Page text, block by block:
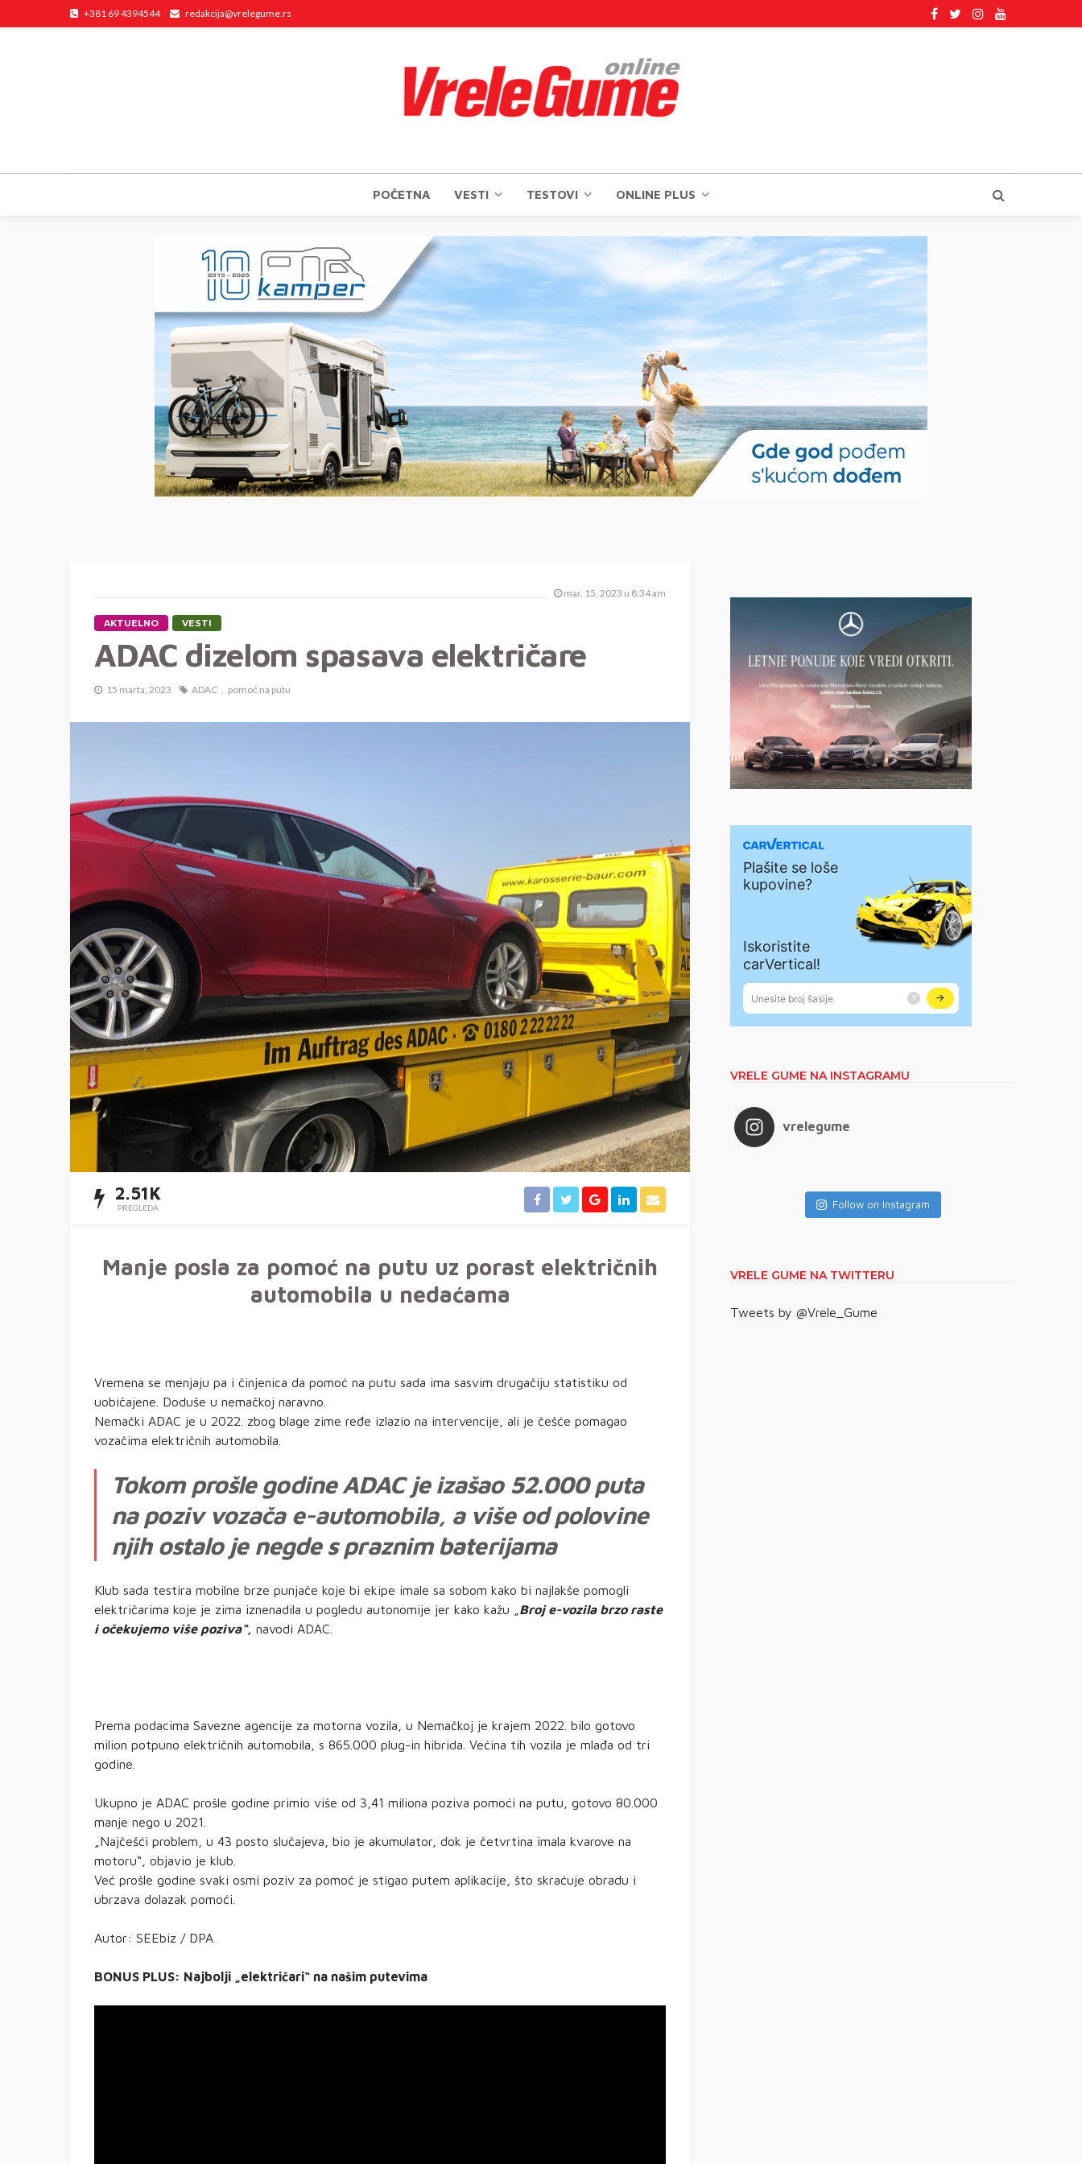
+381 69 4394544 redakcija@vrelegume.rs
POČETNA VESTI TESTOVI ONLINE PLUS
mar. 15, 2023 u 8:34 am
AKTUELNO VESTI
ADAC dizelom spasava električare
15 marta, 2023 ADAC pomoć na putu
2.51K
PREGLEDA
Manje posla za pomoć na putu uz porast električnih
automobila u nedaćama
Vremena se menjaju pa i činjenica da pomoć na putu sada ima sasvim drugačiju statistiku od
uobičajene. Doduše u nemačkoj naravno.
Nemački ADAC je u 2022. zbog blage zime ređe izlazio na intervencije, ali je češće pomagao
vozačima električnih automobila.
Tokom prošle godine ADAC je izašao 52.000 puta
na poziv vozača e-automobila, a više od polovine
njih ostalo je negde s praznim baterijama
Klub sada testira mobilne brze punjače koje bi ekipe imale sa sobom kako bi najlakše pomogli
električarima koje je zima iznenadila u pogledu autonomije jer kako kažu „ Broj e-vozila brzo raste
i očekujemo više poziva“, navodi ADAC.
Prema podacima Savezne agencije za motorna vozila, u Nemačkoj je krajem 2022. bilo gotovo
milion potpuno električnih automobila, s 865.000 plug-in hibrida. Većina tih vozila je mlađa od tri
godine.
Ukupno je ADAC prošle godine primio više od 3,41 miliona poziva pomoći na putu, gotovo 80.000
manje nego u 2021.
„Najčešći problem, u 43 posto slučajeva, bio je akumulator, dok je četvrtina imala kvarove na
motoru“, objavio je klub.
Već prošle godine svaki osmi poziv za pomoć je stigao putem aplikacije, što skraćuje obradu i
ubrzava dolazak pomoći.
Autor: SEEbiz / DPA
BONUS PLUS: Najbolji „električari“ na našim putevima
VRELE GUME NA INSTAGRAMU
vrelegume
Follow on Instagram
VRELE GUME NA TWITTERU
Tweets by @Vrele_Gume